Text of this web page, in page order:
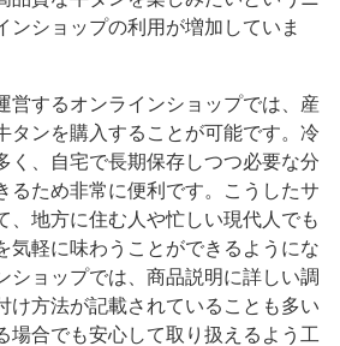
ンショップの利用が増加していま
営するオンラインショップでは、産
タンを購入することが可能です。冷
く、自宅で長期保存しつつ必要な分
るため非常に便利です。こうしたサ
、地方に住む人や忙しい現代人でも
気軽に味わうことができるようにな
ショップでは、商品説明に詳しい調
け方法が記載されていることも多い
場合でも安心して取り扱えるよう工